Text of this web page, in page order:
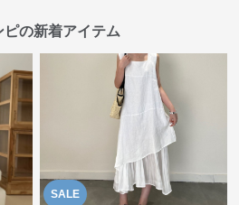
の新着アイテム
SALE